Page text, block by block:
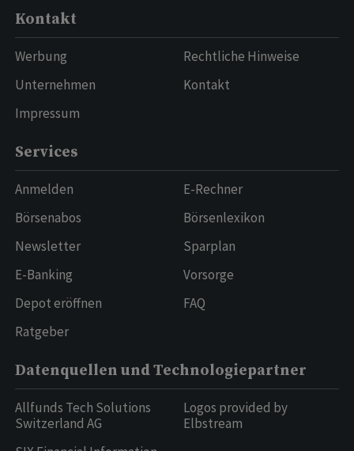
Kontakt
Werbung
Unternehmen
Impressum
Rechtliche Hinweise
Kontakt
Services
Anmelden
Börsenabos
Newsletter
E-Banking
Depot eröffnen
Ratgeber
E-Rechner
Börsenlexikon
Sparplan
Vorsorge
FAQ
Datenquellen und Technologiepartner
Allfunds Tech Solutions
Switzerland AG
Logos provided by
Elbstream